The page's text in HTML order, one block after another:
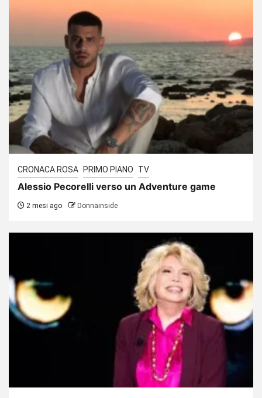
CRONACA ROSA PRIMO PIANO TV
Alessio Pecorelli verso un Adventure game
2 mesi ago Donnainside